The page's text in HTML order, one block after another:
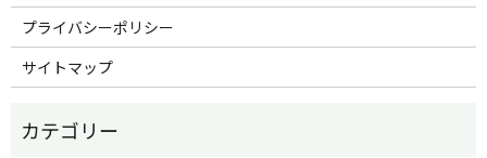
プライバシーポリシー
サイトマップ